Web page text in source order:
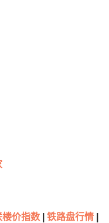
楼价指数| 铁路盘行情|